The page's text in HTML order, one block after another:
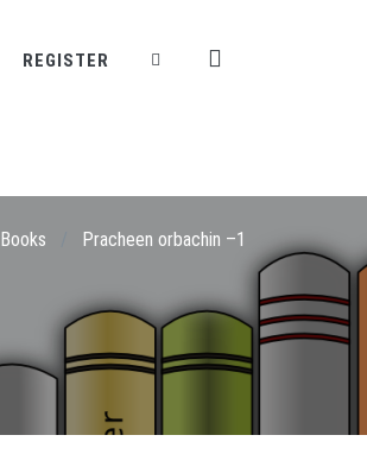
REGISTER
Books Pracheen orbachin –1